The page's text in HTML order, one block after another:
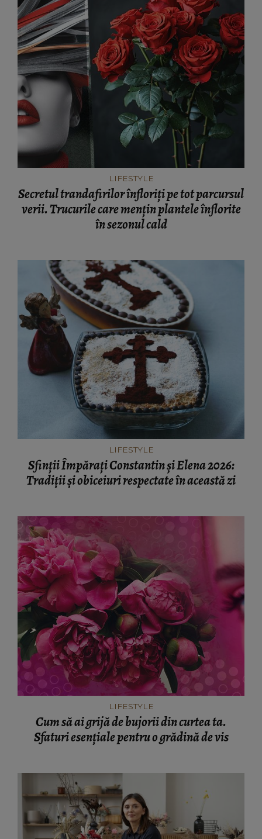
LIFESTYLE
Secretul trandafirilor înfloriți pe tot parcursul
verii. Trucurile care mențin plantele înflorite
în sezonul cald
LIFESTYLE
Sfinții Împărați Constantin și Elena 2026:
Tradiții și obiceiuri respectate în această zi
LIFESTYLE
Cum să ai grijă de bujorii din curtea ta.
Sfaturi esențiale pentru o grădină de vis